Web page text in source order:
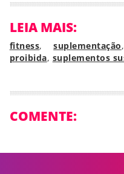
LEIA MAIS:
fitness,suplementação
proibida, suplementos
COMENTE: